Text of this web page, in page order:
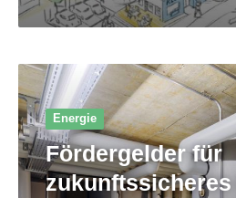
Energie
Fördergelder für
zukunftssicheres